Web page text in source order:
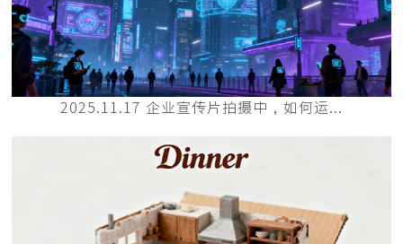
2025.11.17 企业宣传片拍摄中，如何运...